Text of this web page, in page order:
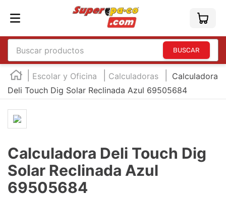
Buscar productos
Escolar y Oficina Calculadoras
Calculadora
Deli Touch Dig Solar Reclinada Azul 69505684
Calculadora Deli Touch Dig
Solar Reclinada Azul
69505684
TÉRMINOS MÁS BUSCADOS
1.
england
3
5.
mouse
6.
marcadores
7.
audifonos